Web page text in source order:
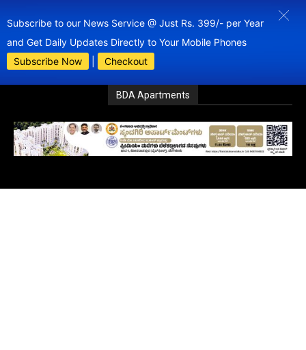
Subscribe to our News Service @ Just Rs. 399/- per Year
and Get Daily Updates Directly to Your Mobile Phones
Subscribe Now
Checkout
BDA Apartments